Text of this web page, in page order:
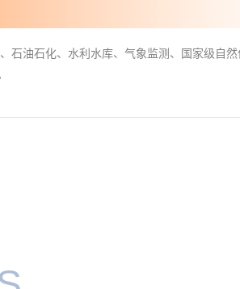
石油石化、水利水库、气象监测、国家级自